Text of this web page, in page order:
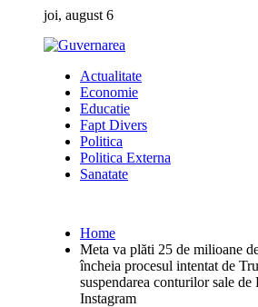
content
joi, august 6
Actualitate
Economie
Educatie
Fapt Divers
Politica
Politica Externa
Sanatate
Home
Meta va plăti 25 de milioane
încheia procesul intentat de
suspendarea conturilor sale de
Instagram